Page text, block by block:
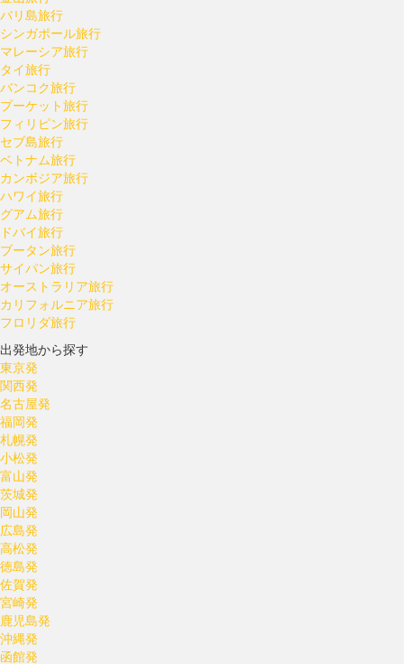
バリ島旅行
シンガポール旅行
マレーシア旅行
タイ旅行
バンコク旅行
プーケット旅行
フィリピン旅行
セブ島旅行
ベトナム旅行
カンボジア旅行
ハワイ旅行
グアム旅行
ドバイ旅行
ブータン旅行
サイパン旅行
オーストラリア旅行
カリフォルニア旅行
フロリダ旅行
出発地から探す
東京発
関西発
名古屋発
福岡発
札幌発
小松発
富山発
茨城発
岡山発
広島発
高松発
徳島発
佐賀発
宮崎発
鹿児島発
沖縄発
函館発